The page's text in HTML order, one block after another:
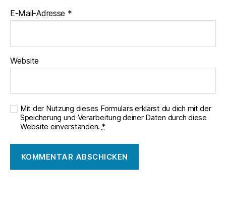
E-Mail-Adresse *
Website
Mit der Nutzung dieses Formulars erklärst du dich mit der
Speicherung und Verarbeitung deiner Daten durch diese
Website einverstanden. *